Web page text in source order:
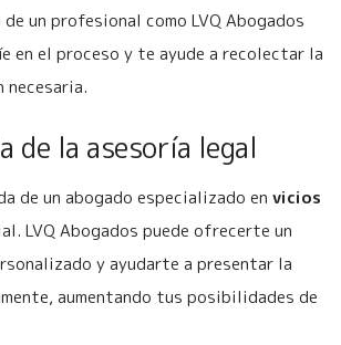
un profesional como LVQ Abogados
en el proceso y te ayude a recolectar la
necesaria.
de la asesoría legal
de un abogado especializado en vicios
LVQ Abogados puede ofrecerte un
y ayudarte a presentar la
aumentando tus posibilidades de